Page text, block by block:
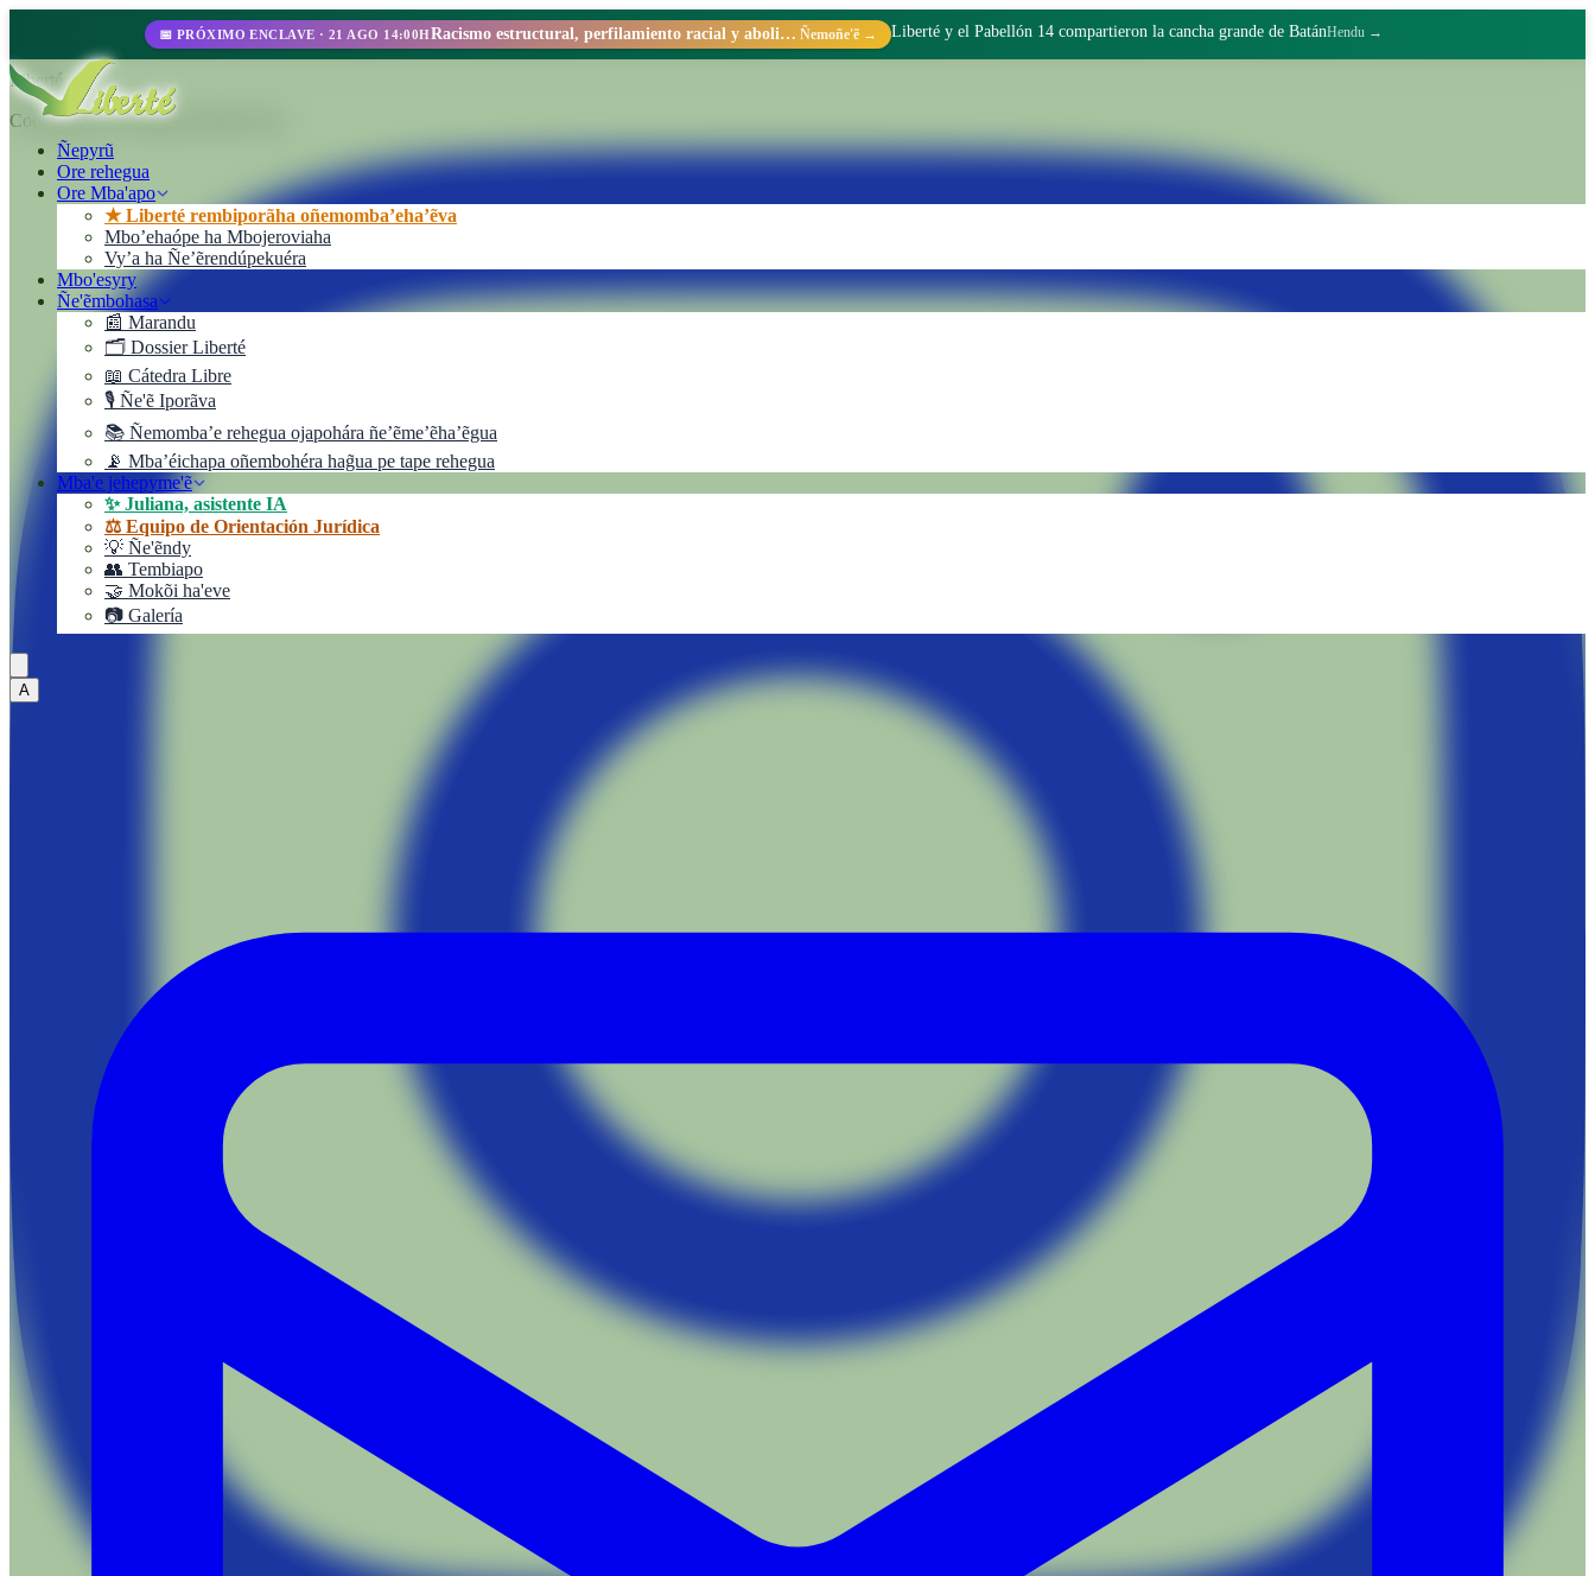
📅 PRÓXIMO ENCLAVE · 21 AGO 14:00H Racismo estructural, perfilamiento racial y abolicionismo carcelario. Ñemoñe'ẽ → Liberté y el Pabellón 14 compartieron la cancha grande de BatánHendu →
Ñepyrũ
Ore rehegua
Ore Mba'apo
★ Liberté rembiporãha oñemomba’eha’ẽva
Mbo’ehaópe ha Mbojeroviaha
Vyʼa ha Ñe’ẽrendúpekuéra
Mbo'esyry
Ñe'ẽmbohasa
📰 Marandu
🗂️ Dossier Liberté
📖 Cátedra Libre
🎙️ Ñe'ẽ Iporãva
📚 Ñemomba’e rehegua ojapohára ñe’ẽme’ẽha’ẽgua
📡 Mba’éichapa oñembohéra hag̃ua pe tape rehegua
Mba'e jehepyme'ẽ
✨ Juliana, asistente IA
⚖️ Equipo de Orientación Jurídica
💡 Ñe'ẽndy
👥 Tembiapo
🤝 Mokõi ha'eve
📷 Galería
A
Liberté
Cooperativa de Trabajo Liberté Ltda.